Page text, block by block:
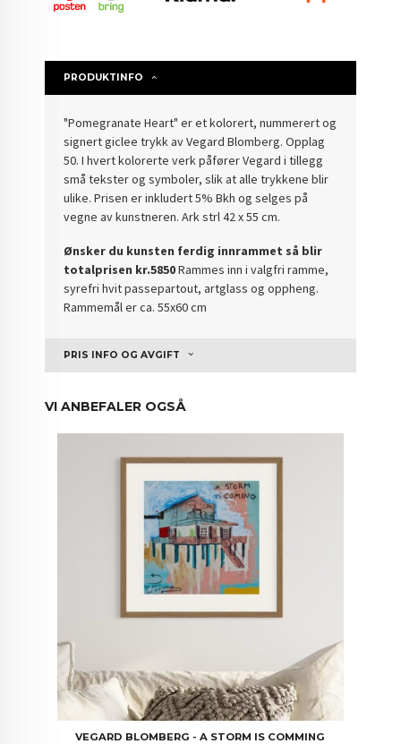
PRODUKTINFO
"Pomegranate Heart" er et kolorert, nummerert og
signert giclee trykk av Vegard Blomberg. Opplag
50. I hvert kolorerte verk påfører Vegard i tillegg
små tekster og symboler, slik at alle trykkene blir
ulike. Prisen er inkludert 5% Bkh og selges på
vegne av kunstneren. Ark strl 42 x 55 cm.
Ønsker du kunsten ferdig innrammet så blir
totalprisen kr.5850Rammes inn i valgfri ramme,
syrefri hvit passepartout, artglass og oppheng.
Rammemål er ca. 55x60 cm
PRIS INFO OG AVGIFT
VI ANBEFALER OGSÅ
VEGARD BLOMBERG - A STORM IS COMMING